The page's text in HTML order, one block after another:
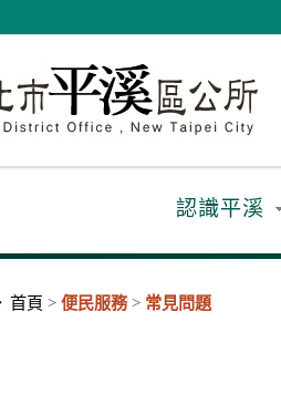
認識平溪
首頁 > 便民服務> 常見問題